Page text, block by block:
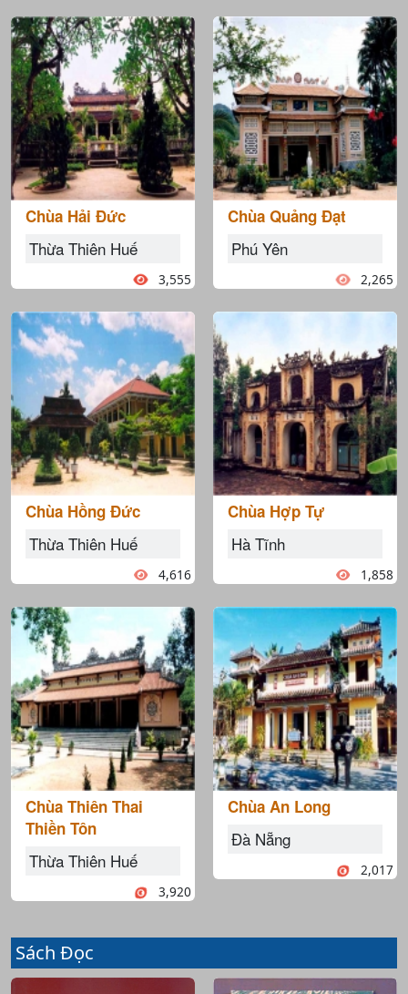
Chùa Hải Đức
Thừa Thiên Huế
3,555
Chùa Hồng Đức
Thừa Thiên Huế
4,616
Chùa Thiên Thai
Thiền Tôn
Thừa Thiên Huế
3,920
Chùa Quảng Đạt
Phú Yên
2,265
Chùa Hợp Tự
Hà Tĩnh
1,858
Chùa An Long
Đà Nẵng
2,017
Sách Đọc